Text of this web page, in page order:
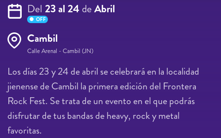
Del 23 al 24deAbril
OFF
Cambil
Calle Arenal - Cambil (JN)
Los días 23 y 24 de abril se celebrará en la localidad
jienense de Cambil la primera edición del Frontera
Rock Fest. Se trata de un evento en el que podrás
disfrutar de tus bandas de heavy, rock y metal
favoritas.